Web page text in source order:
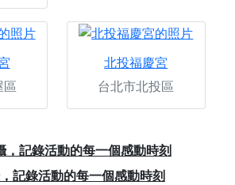
區
北投福慶宮
台北市北投區
記錄活動的每一個感動時刻